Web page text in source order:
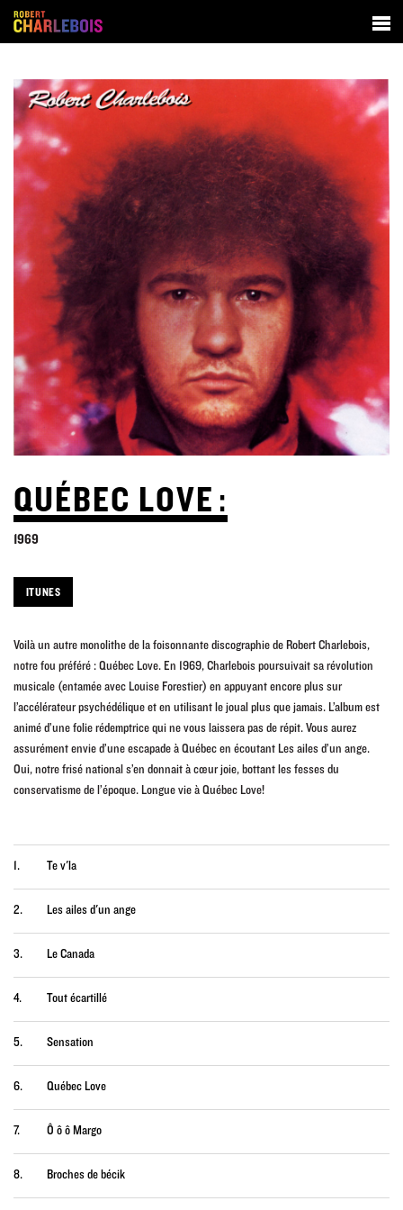
SPECTACLES
BIOGRAPHIE
DISCOGRAPHIE
CONTACT
QUÉBEC LOVE :
1969
ITUNES
Voilà un autre monolithe de la foisonnante discographie de Robert Charlebois,
notre fou préféré : Québec Love. En 1969, Charlebois poursuivait sa révolution
musicale (entamée avec Louise Forestier) en appuyant encore plus sur
l’accélérateur psychédélique et en utilisant le joual plus que jamais. L’album est
animé d’une folie rédemptrice qui ne vous laissera pas de répit. Vous aurez
assurément envie d’une escapade à Québec en écoutant Les ailes d’un ange.
Oui, notre frisé national s’en donnait à cœur joie, bottant les fesses du
conservatisme de l’époque. Longue vie à Québec Love!
1. Te v'la
2. Les ailes d'un ange
3. Le Canada
4. Tout écartillé
5. Sensation
6. Québec Love
7. Ô ô ô Margo
8. Broches de bécik